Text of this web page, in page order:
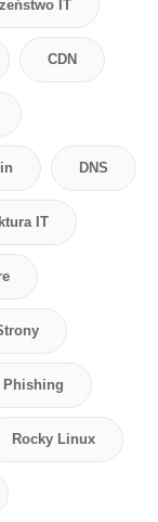
IT
CDN
DNS
IT
Phishing
Rocky Linux